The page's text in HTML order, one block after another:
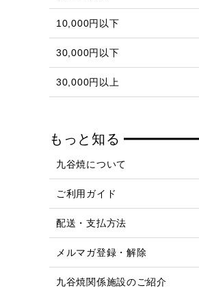
10,000円以下
30,000円以下
30,000円以上
もっと知る
九谷焼について
ご利用ガイド
配送・支払方法
メルマガ登録・解除
九谷焼関係施設のご紹介